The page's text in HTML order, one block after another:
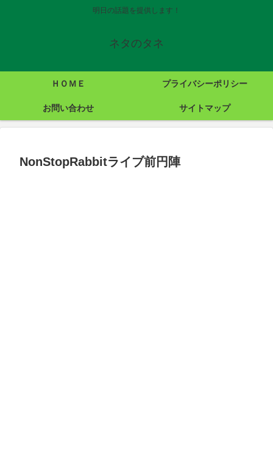
明日の話題を提供します！
ネタのタネ
ＨＯＭＥ プライバシーポリシー
お問い合わせ サイトマップ
NonStopRabbitライブ前円陣